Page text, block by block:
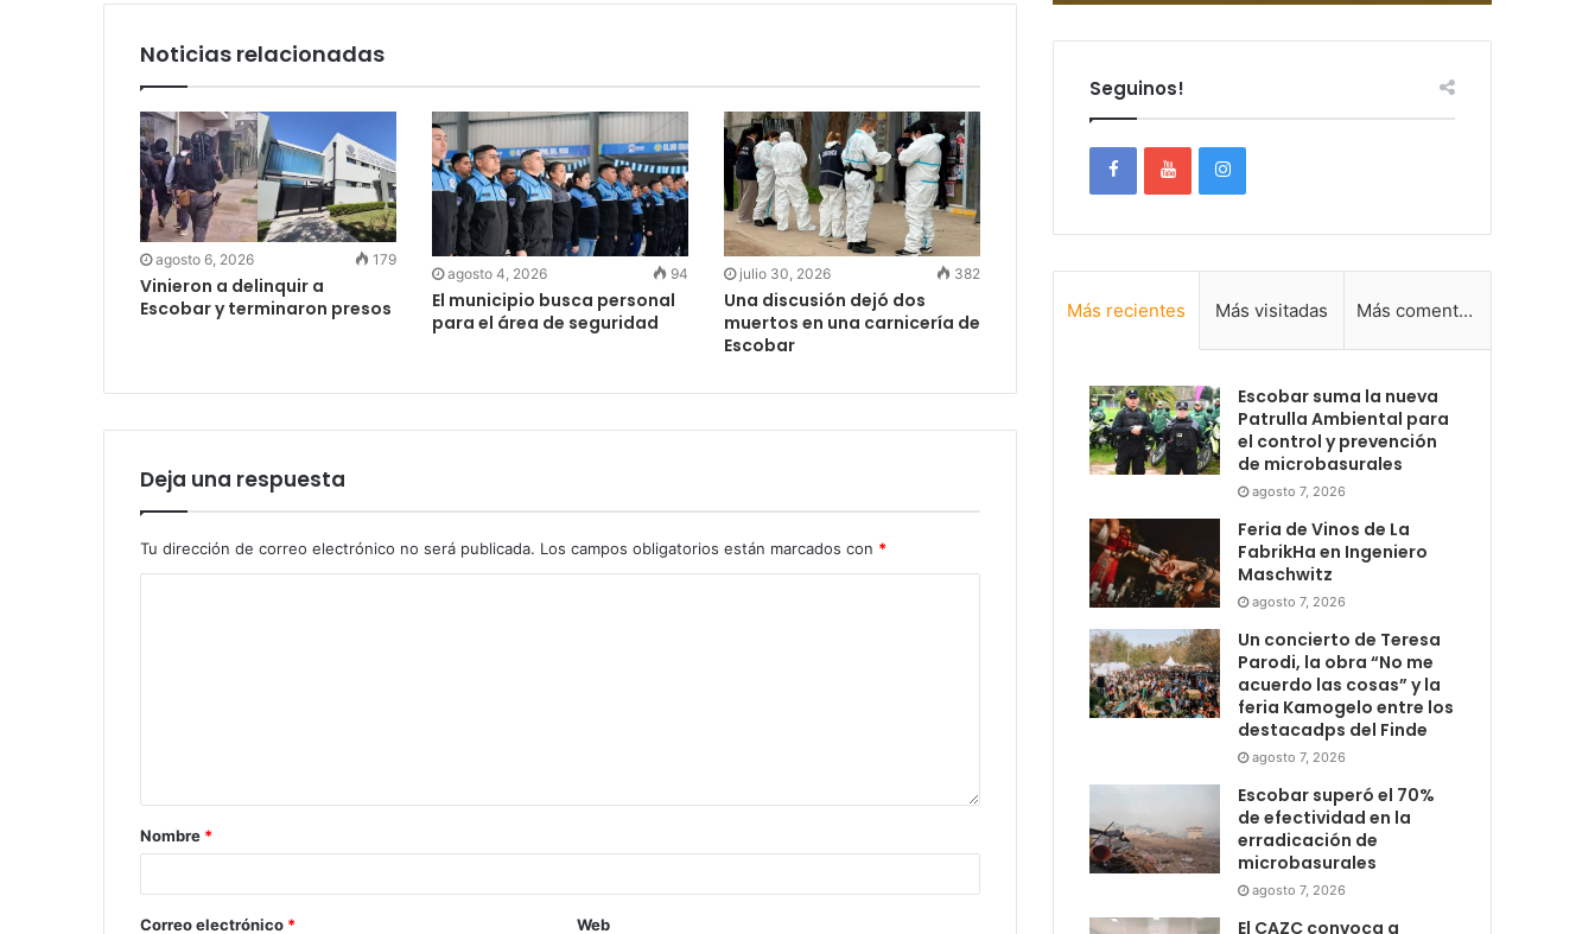
Noticias relacionadas
agosto 6, 2026 179
Vinieron a delinquir a
Escobar y terminaron presos
agosto 4, 2026 94
El municipio busca personal
para el área de seguridad
julio 30, 2026 382
Una discusión dejó dos
muertos en una carnicería de
Escobar
Deja una respuesta
Tu dirección de correo electrónico no será publicada. Los campos obligatorios están marcados con *
Nombre *
Correo electrónico * Web
Seguinos!
Más recientes Más visitadas Más comentadas
Escobar suma la nueva
Patrulla Ambiental para
el control y prevención
de microbasurales
agosto 7, 2026
Feria de Vinos de La
FabrikHa en Ingeniero
Maschwitz
agosto 7, 2026
Un concierto de Teresa
Parodi, la obra “No me
acuerdo las cosas” y la
feria Kamogelo entre los
destacadps del Finde
agosto 7, 2026
Escobar superó el 70%
de efectividad en la
erradicación de
microbasurales
agosto 7, 2026
El CAZC convoca a